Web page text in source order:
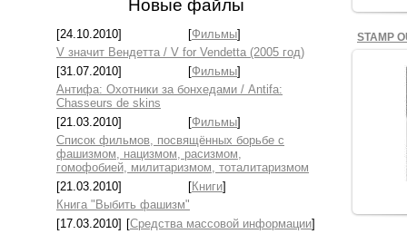
Новые файлы
[24.10.2010] [Фильмы]
V значит Вендетта / V for Vendetta (2005 год)
[31.07.2010]
[Фильмы]
Антифа: Охотники за бонхедами / Antifa:
Chasseurs de skins
[21.03.2010]
[Фильмы]
Список фильмов, посвящённых борьбе с
фашизмом, нацизмом, расизмом,
гомофобией, милитаризмом, тоталитаризмом
[21.03.2010]
[Книги]
Книга "Выбить фашизм"
[17.03.2010] [Средства массовой информации]
STAMP